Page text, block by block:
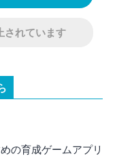
されています
の育成ゲームアプリ